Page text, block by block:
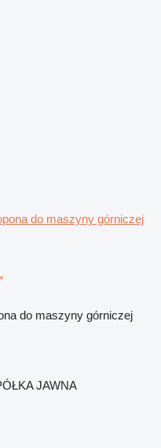
do maszyny górniczej
do maszyny górniczej
JAWNA